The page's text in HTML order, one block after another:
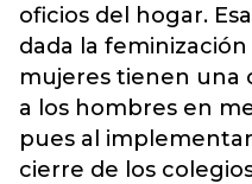
oficios del hogar.
dada la
mujeres tienen una
a los hombres en
pues al
cierre de los